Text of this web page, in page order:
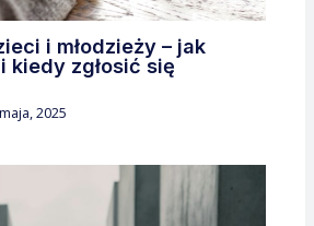
i młodzieży – jak
kiedy zgłosić się
2025